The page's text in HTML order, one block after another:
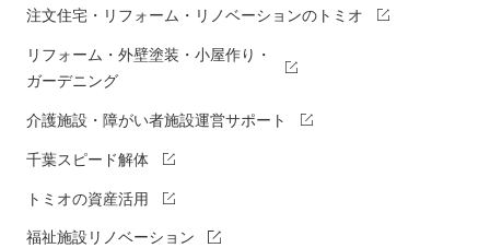
注文住宅・リフォーム・リノベーションのトミオ
リフォーム・外壁塗装・小屋作り・
ガーデニング
介護施設・障がい者施設運営サポート
千葉スピード解体
トミオの資産活用
福祉施設リノベーション